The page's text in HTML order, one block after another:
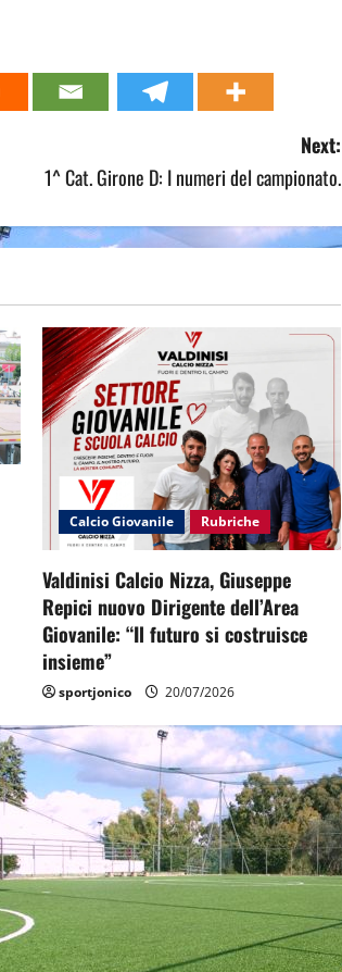
Next:
1^ Cat. Girone D: I numeri del campionato.
Calcio Giovanile Rubriche
Valdinisi Calcio Nizza, Giuseppe
Repici nuovo Dirigente dell’Area
Giovanile: “Il futuro si costruisce
insieme”
sportjonico 20/07/2026